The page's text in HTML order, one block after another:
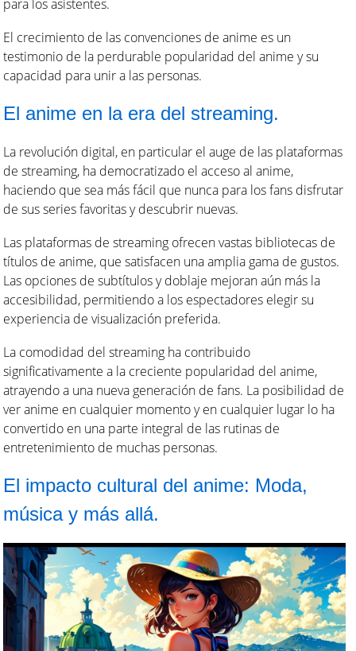
para los asistentes.
El crecimiento de las convenciones de anime es un
testimonio de la perdurable popularidad del anime y su
capacidad para unir a las personas.
El anime en la era del streaming.
La revolución digital, en particular el auge de las plataformas
de streaming, ha democratizado el acceso al anime,
haciendo que sea más fácil que nunca para los fans disfrutar
de sus series favoritas y descubrir nuevas.
Las plataformas de streaming ofrecen vastas bibliotecas de
títulos de anime, que satisfacen una amplia gama de gustos.
Las opciones de subtítulos y doblaje mejoran aún más la
accesibilidad, permitiendo a los espectadores elegir su
experiencia de visualización preferida.
La comodidad del streaming ha contribuido
significativamente a la creciente popularidad del anime,
atrayendo a una nueva generación de fans. La posibilidad de
ver anime en cualquier momento y en cualquier lugar lo ha
convertido en una parte integral de las rutinas de
entretenimiento de muchas personas.
El impacto cultural del anime: Moda,
música y más allá.